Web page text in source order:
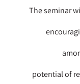
The seminar
potential of